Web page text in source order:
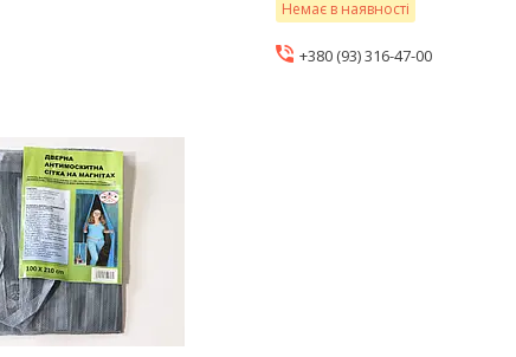
Немає в наявності
+380 (93) 316-47-00